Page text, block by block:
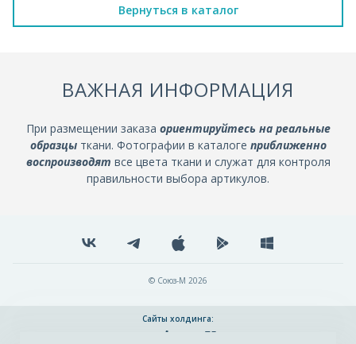
Вернуться в каталог
ВАЖНАЯ ИНФОРМАЦИЯ
При размещении заказа ориентируйтесь на реальные
образцыткани. Фотографии в каталоге приближенно
воспроизводят все цвета ткани и служат для контроля
правильности выбора артикулов.
© Союз-М 2026
Сайты холдинга: